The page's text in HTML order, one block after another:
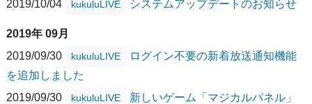
2019/10/04 kukuluLIVE システムアップデートのお知らせ
2019年 09月
2019/09/30
kukuluLIVE
ログイン不要の新着放送通知機能
を追加しました
2019/09/30
kukuluLIVE
新しいゲーム「マジカルパネル」